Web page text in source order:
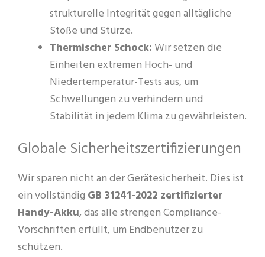
strukturelle Integrität gegen alltägliche
Stöße und Stürze.
Thermischer Schock:Wir setzen die
Einheiten extremen Hoch- und
Niedertemperatur-Tests aus, um
Schwellungen zu verhindern und
Stabilität in jedem Klima zu gewährleisten.
Globale Sicherheitszertifizierungen
Wir sparen nicht an der Gerätesicherheit. Dies ist
ein vollständig GB 31241-2022 zertifizierter
Handy-Akku, das alle strengen Compliance-
Vorschriften erfüllt, um Endbenutzer zu
schützen.